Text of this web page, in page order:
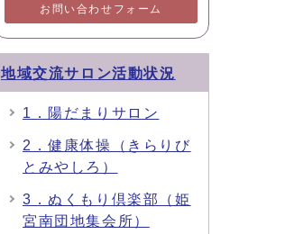
お問い合わせフォーム
地域交流サロン活動状況
1．陽だまりサロン
2．健康体操（きらりび
とみやしろ）
3．ぬくもり倶楽部（姫
宮南団地集会所）